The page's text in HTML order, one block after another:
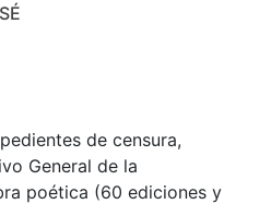
de censura,
General de la
poética (60 ediciones y